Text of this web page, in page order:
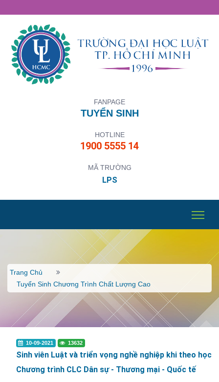
FANPAGE
TUYỂN SINH
HOTLINE
1900 5555 14
MÃ TRƯỜNG
LPS
Trang Chủ
Tuyển Sinh Chương Trình Chất Lượng Cao
10-09-2021 13632
Sinh viên Luật và triển vọng nghề nghiệp khi theo học
Chương trình CLC Dân sự - Thương mại - Quốc tế